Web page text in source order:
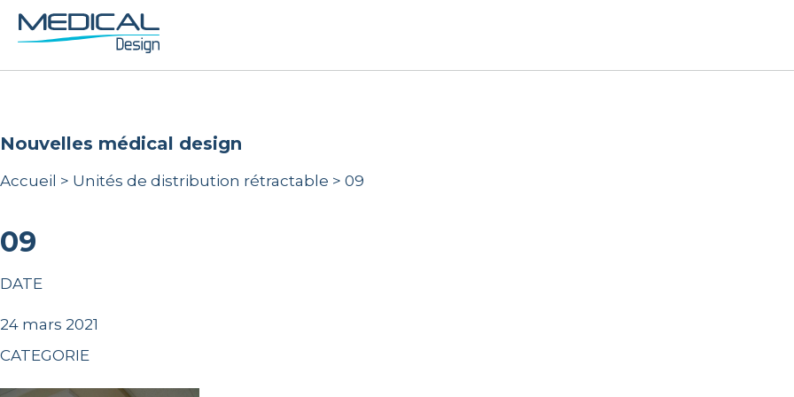
nouvelles médical design
Accueil > Unités de distribution rétractable > 09
09
DATE
24 mars 2021
CATEGORIE